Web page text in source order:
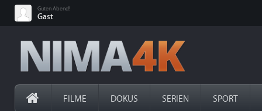
Guten Abend!
Gast
FILME DOKUS SERIEN SPORT